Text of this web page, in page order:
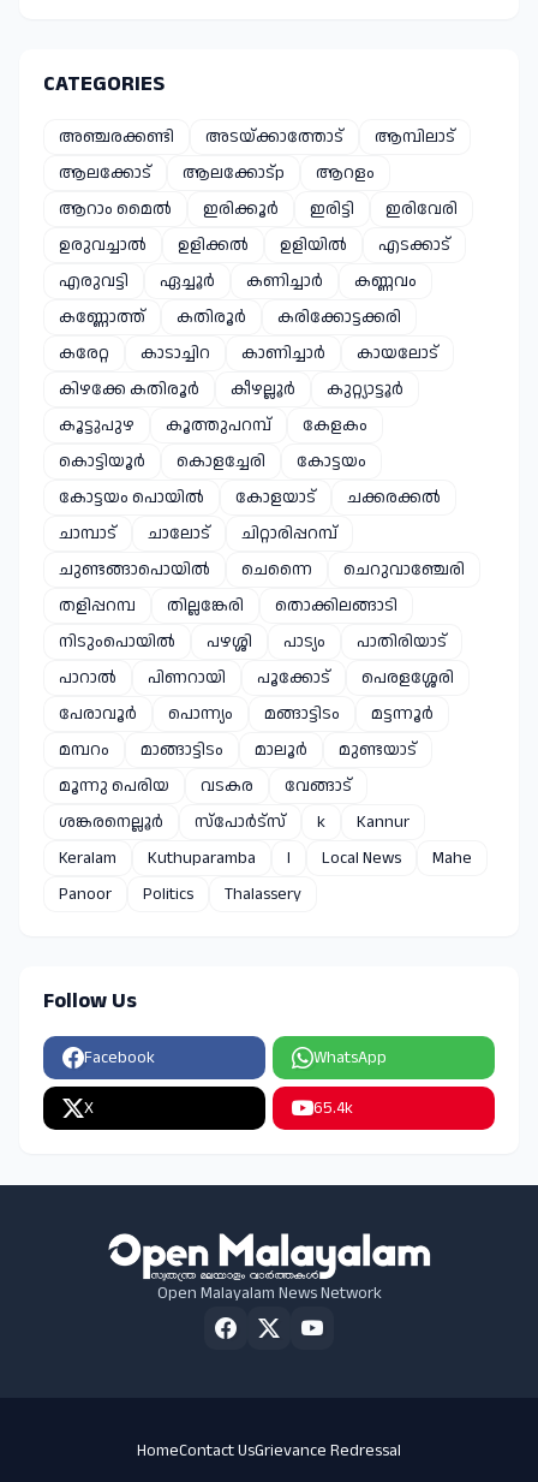
CATEGORIES
അഞ്ചരക്കണ്ടി അടയ്ക്കാത്തോട്
ആമ്പിലാട്
ആലക്കോട്
ആലക്കോട്p
ആറളം
ആറാം മൈൽ
ഇരിക്കൂർ ഇരിട്ടി
ഇരിവേരി
ഉരുവച്ചാൽ
ഉളിക്കൽ ഉളിയിൽ
എടക്കാട്
എരുവട്ടി
ഏച്ചൂർ കണിച്ചാർ
കണ്ണവം
കണ്ണോത്ത്
കതിരൂർ
കരിക്കോട്ടക്കരി
കരേറ്റ
കാടാച്ചിറ കാണിച്ചാർ
കായലോട്
കിഴക്കേ കതിരൂർ
കീഴല്ലൂർ
കുറ്റ്യാട്ടൂർ
കൂട്ടുപുഴ
കൂത്തുപറമ്പ്
കേളകം
കൊട്ടിയൂർ
കൊളച്ചേരി
കോട്ടയം
കോട്ടയം പൊയിൽ
കോളയാട്
ചക്കരക്കൽ
ചാമ്പാട്
ചാലോട്
ചിറ്റാരിപ്പറമ്പ്
ചുണ്ടങ്ങാപൊയിൽ
ചെന്നൈ
ചെറുവാഞ്ചേരി
തളിപ്പറമ്പ
തില്ലങ്കേരി
തൊക്കിലങ്ങാടി
നിടുംപൊയിൽ
പഴശ്ശി പാട്യം
പാതിരിയാട്
പാറാൽ
പിണറായി പൂക്കോട്
പെരളശ്ശേരി
പേരാവൂർ
പൊന്ന്യം മങ്ങാട്ടിടം
മട്ടന്നൂർ
മമ്പറം
മാങ്ങാട്ടിടം മാലൂർ
മുണ്ടയാട്
മൂന്നു പെരിയ
വടകര
വേങ്ങാട്
ശങ്കരനെല്ലൂർ
സ്പോർട്സ് k
Kannur
Keralam
Kuthuparamba l Local News
Mahe
Panoor
Politics Thalassery
Follow Us
Facebook WhatsApp
X 65.4k
Open Malayalam News Network
HomeContact UsGrievance Redressal